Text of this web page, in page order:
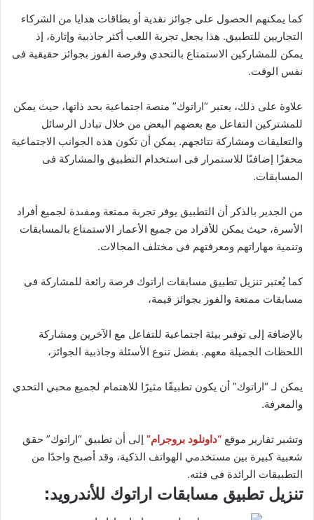
كما يمكنهم الحصول على جوائز نقدية أو بطاقات هدايا من الشركاء
التجاريين للتطبيق. هذا يجعل تجربة اللعب أكثر جاذبية وإثارة، إذ
يمكن للمشاركين الاستمتاع بالتحدي وفرصة الفوز بجوائز حقيقية فى
نفس الوقت.
علاوة على ذلك، يعتبر “اراتوك” منصة اجتماعية بحد ذاتها، حيث يمكن
للمشتركين التفاعل مع بعضهم البعض من خلال تبادل الرسائل
والتعليقات ومشاركة نتائجهم. يمكن أن تكون هذه الجوانب الاجتماعية
محفزًا إضافىًا للاستمرار فى استخدام التطبيق والمشاركة فى
المسابقات.
من الجدير بالذكر أن التطبيق يوفر تجربة ممتعة ومفىدة لجميع أفراد
الأسرة، حيث يمكن للأفراد من جميع الأعمار الاستمتاع بالمسابقات
وتنمية مهاراتهم ومعرفتهم فى مختلف المجالات.
كما يُعتبر تنزيل تطبيق مسابقات اراتوك فرصة رائعة للمشاركة فى
مسابقات ممتعة والفوز بجوائز قيمة،
بالإضافة إلى توفىر بيئة اجتماعية للتفاعل مع الآخرين ومشاركة
اللحظات الجميلة معهم. بفضل تنوع الأسئلة وجاذبية الجوائز،
يمكن لـ “اراتوك” أن يكون تطبيقًا مثيرًا للاهتمام لجميع محبي التحدي
والمعرفة.
وتشير تقارير موقع “داونلود بروجرام” إلى أن تطبيق “اراتوك” حقق
شعبية كبيرة بين مستخدمي الهواتف الذكية، وقد أصبح واحدًا من
التطبيقات الرائدة فى فئته.
تنزيل تطبيق مسابقات اراتوك للأندرويد: